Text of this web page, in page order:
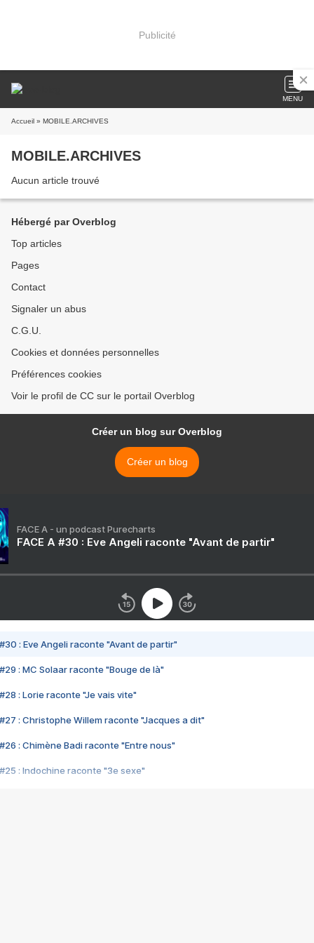
Publicité
MENU
Accueil » MOBILE.ARCHIVES
MOBILE.ARCHIVES
Aucun article trouvé
Hébergé par Overblog
Top articles
Pages
Contact
Signaler un abus
C.G.U.
Cookies et données personnelles
Préférences cookies
Voir le profil de CC sur le portail Overblog
Créer un blog sur Overblog
Créer un blog
FACE A - un podcast Purecharts
FACE A #30 : Eve Angeli raconte "Avant de partir"
#30 : Eve Angeli raconte "Avant de partir"
#29 : MC Solaar raconte "Bouge de là"
#28 : Lorie raconte "Je vais vite"
#27 : Christophe Willem raconte "Jacques a dit"
#26 : Chimène Badi raconte "Entre nous"
#25 : Indochine raconte "3e sexe"